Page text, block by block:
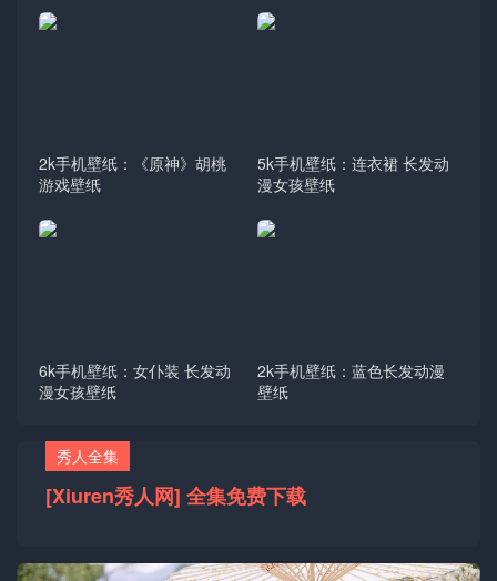
2k手机壁纸：《原神》胡桃
游戏壁纸
5k手机壁纸：连衣裙 长发动
漫女孩壁纸
6k手机壁纸：女仆装 长发动
漫女孩壁纸
2k手机壁纸：蓝色长发动漫
壁纸
秀人全集
[Xiuren秀人网] 全集免费下载